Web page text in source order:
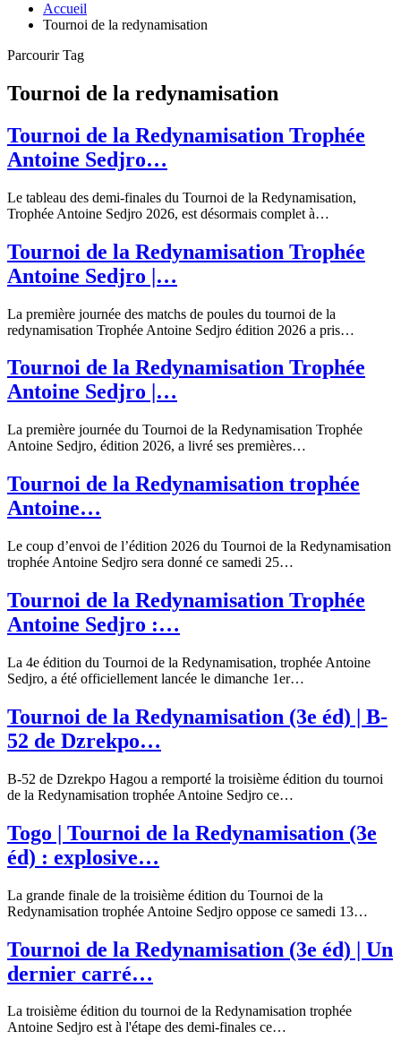
Accueil
Tournoi de la redynamisation
Parcourir Tag
Tournoi de la redynamisation
Tournoi de la Redynamisation Trophée
Antoine Sedjro…
Le tableau des demi-finales du Tournoi de la Redynamisation,
Trophée Antoine Sedjro 2026, est désormais complet à…
Tournoi de la Redynamisation Trophée
Antoine Sedjro |…
La première journée des matchs de poules du tournoi de la
redynamisation Trophée Antoine Sedjro édition 2026 a pris…
Tournoi de la Redynamisation Trophée
Antoine Sedjro |…
La première journée du Tournoi de la Redynamisation Trophée
Antoine Sedjro, édition 2026, a livré ses premières…
Tournoi de la Redynamisation trophée
Antoine…
Le coup d’envoi de l’édition 2026 du Tournoi de la Redynamisation
trophée Antoine Sedjro sera donné ce samedi 25…
Tournoi de la Redynamisation Trophée
Antoine Sedjro :…
La 4e édition du Tournoi de la Redynamisation, trophée Antoine
Sedjro, a été officiellement lancée le dimanche 1er…
Tournoi de la Redynamisation (3e éd) | B-
52 de Dzrekpo…
B-52 de Dzrekpo Hagou a remporté la troisième édition du tournoi
de la Redynamisation trophée Antoine Sedjro ce…
Togo | Tournoi de la Redynamisation (3e
éd) : explosive…
La grande finale de la troisième édition du Tournoi de la
Redynamisation trophée Antoine Sedjro oppose ce samedi 13…
Tournoi de la Redynamisation (3e éd) | Un
dernier carré…
La troisième édition du tournoi de la Redynamisation trophée
Antoine Sedjro est à l'étape des demi-finales ce…